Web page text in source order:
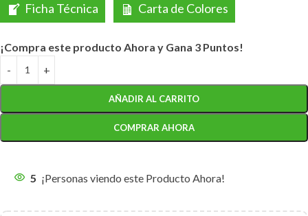
Ficha Técnica Carta de Colores
¡Compra este producto Ahora y Gana 3 Puntos!
AÑADIR AL CARRITO
COMPRAR AHORA
5 ¡Personas viendo este Producto Ahora!